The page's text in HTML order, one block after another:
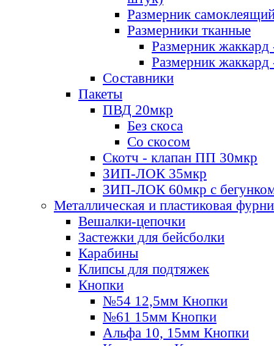
Размерник
Размерники тканные
Размерник
Размерник
Составники
Пакеты
ПВД 20мкр
Без скоса
Со скосом
Скотч - клапан ПП 30мкр
ЗИП-ЛОК 35мкр
ЗИП-ЛОК 60мкр с
Металлическая и пластиковая
Вешалки-цепочки
Застежки для бейсболки
Карабины
Клипсы для подтяжек
Кнопки
№54 12,5мм Кнопки
№61 15мм Кнопки
Альфа 10, 15мм Кнопки